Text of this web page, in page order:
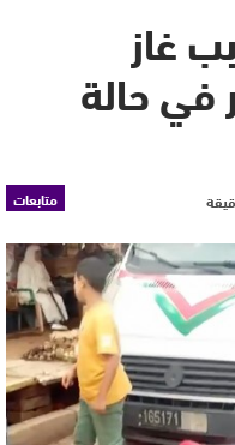
غاز
في حالة
متابعات